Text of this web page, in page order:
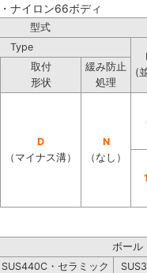
ナイロン66ボディ
型式
Type
(
取付
形状
緩み防止
処理
D
（マイナス溝）
N
（なし）
ボール
・セラミック